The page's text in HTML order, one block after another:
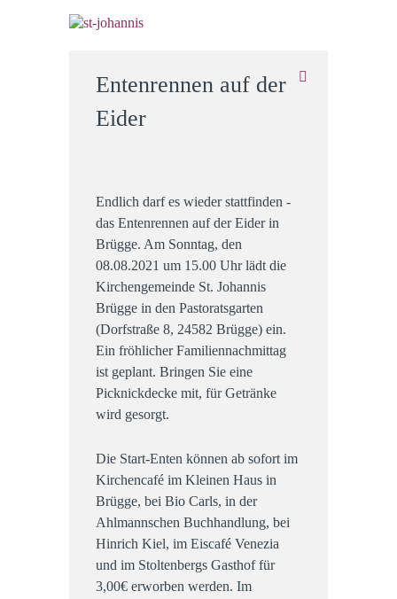
Entenrennen auf der
Eider
Endlich darf es wieder stattfinden -
das Entenrennen auf der Eider in
Brügge. Am Sonntag, den
08.08.2021 um 15.00 Uhr lädt die
Kirchengemeinde St. Johannis
Brügge in den Pastoratsgarten
(Dorfstraße 8, 24582 Brügge) ein.
Ein fröhlicher Familiennachmittag
ist geplant. Bringen Sie eine
Picknickdecke mit, für Getränke
wird gesorgt.
Die Start-Enten können ab sofort im
Kirchencafé im Kleinen Haus in
Brügge, bei Bio Carls, in der
Ahlmannschen Buchhandlung, bei
Hinrich Kiel, im Eiscafé Venezia
und im Stoltenbergs Gasthof für
3,00€ erworben werden. Im